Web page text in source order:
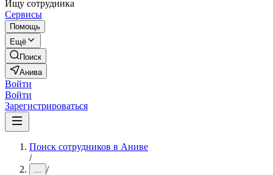
Ищу сотрудника
Сервисы
Помощь
Ещё
Поиск
Анива
Войти
Войти
Зарегистрироваться
Поиск сотрудников в Аниве
/
... /